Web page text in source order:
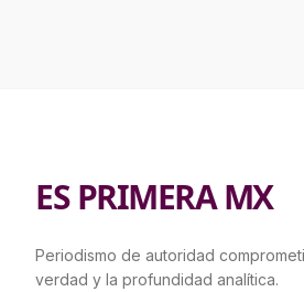
ES PRIMERA MX
Periodismo de autoridad
verdad y la profundidad analítica.